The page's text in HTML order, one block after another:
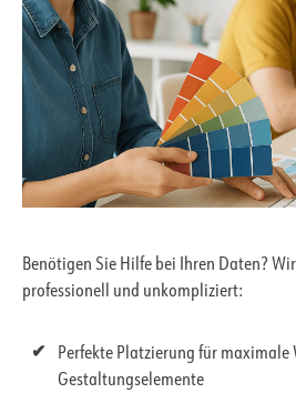
Benötigen Sie Hilfe bei Ihren Daten?
professionell und unkompliziert:
Perfekte Platzierung für maximale
Gestaltungselemente